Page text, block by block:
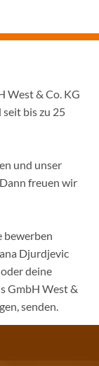
West & Co. KG
seit bis zu 25
und unser
freuen wir
bewerben
Djurdjevic
deine
GmbH West &
senden.